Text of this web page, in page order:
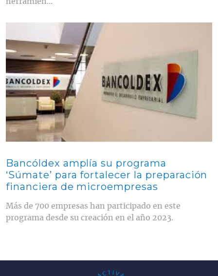
Contenido multimedia principal
Bancóldex amplía su programa
‘Súmate’ para fortalecer la preparación
financiera de microempresas
Más de 700 empresas han participado en este
programa desde su creación en el año 2023.